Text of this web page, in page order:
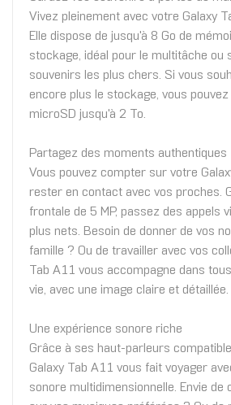
Vivez pleinement avec votre Galaxy
Elle dispose de jusqu'à 8 Go de
stockage, idéal pour le multitâche ou
souvenirs les plus chers. Si vous
encore plus le stockage, vous
microSD jusqu'à 2 To.
Partagez des moments authentiques
Vous pouvez compter sur votre
rester en contact avec vos proches.
frontale de 5 MP, passez des appels
plus nets. Besoin de donner de vos
famille ? Ou de travailler avec vos
Tab A11 vous accompagne dans
vie, avec une image claire et détaillée.
Une expérience sonore riche
Grâce à ses haut-parleurs
Galaxy Tab A11 vous fait voyager
sonore multidimensionnelle. Envie de